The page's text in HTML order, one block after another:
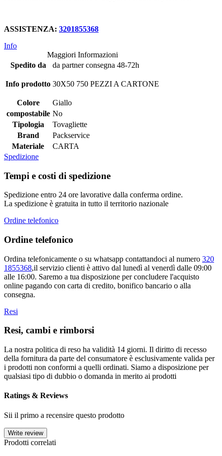
ASSISTENZA: 3201855368
Info
Maggiori Informazioni
Spedito da
da partner consegna 48-72h
Info prodotto 30X50 750 PEZZI A CARTONE
Colore
Giallo
compostabile No
Tipologia
Tovagliette
Brand
Packservice
Materiale
CARTA
Spedizione
Tempi e costi di spedizione
Spedizione entro 24 ore lavorative dalla conferma ordine.
La spedizione è gratuita in tutto il territorio nazionale
Ordine telefonico
Ordine telefonico
Ordina telefonicamente o su whatsapp contattandoci al numero 320
1855368,il servizio clienti è attivo dal lunedì al venerdì dalle 09:00
alle 16:00. Saremo a tua disposizione per concludere l'acquisto
online pagando con carta di credito, bonifico bancario o alla
consegna.
Resi
Resi, cambi e rimborsi
La nostra politica di reso ha validità 14 giorni. Il diritto di recesso
della fornitura da parte del consumatore è esclusivamente valida per
i prodotti non conformi a quelli ordinati. Siamo a disposizione per
qualsiasi tipo di dubbio o domanda in merito ai prodotti
Ratings & Reviews
Sii il primo a recensire questo prodotto
Write review
Prodotti correlati